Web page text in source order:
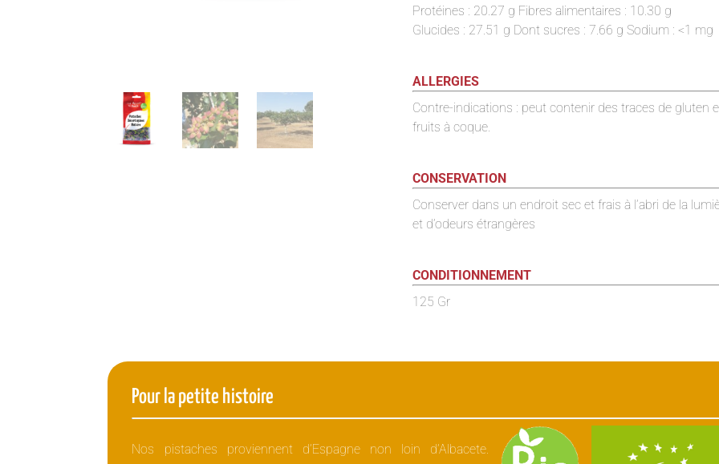
Protéines : 20.27 g Fibres alimentaires : 10.30 g
Glucides : 27.51 g Dont sucres : 7.66 g Sodium : <1 mg
ALLERGIES
Contre-indications : peut contenir des traces de gluten
fruits à coque.
CONSERVATION
Conserver dans un endroit sec et frais à l’abri de la
et d’odeurs étrangères
CONDITIONNEMENT
125 Gr
Pour la petite histoire
Nos pistaches proviennent d’Espagne non loin d’Albacete.